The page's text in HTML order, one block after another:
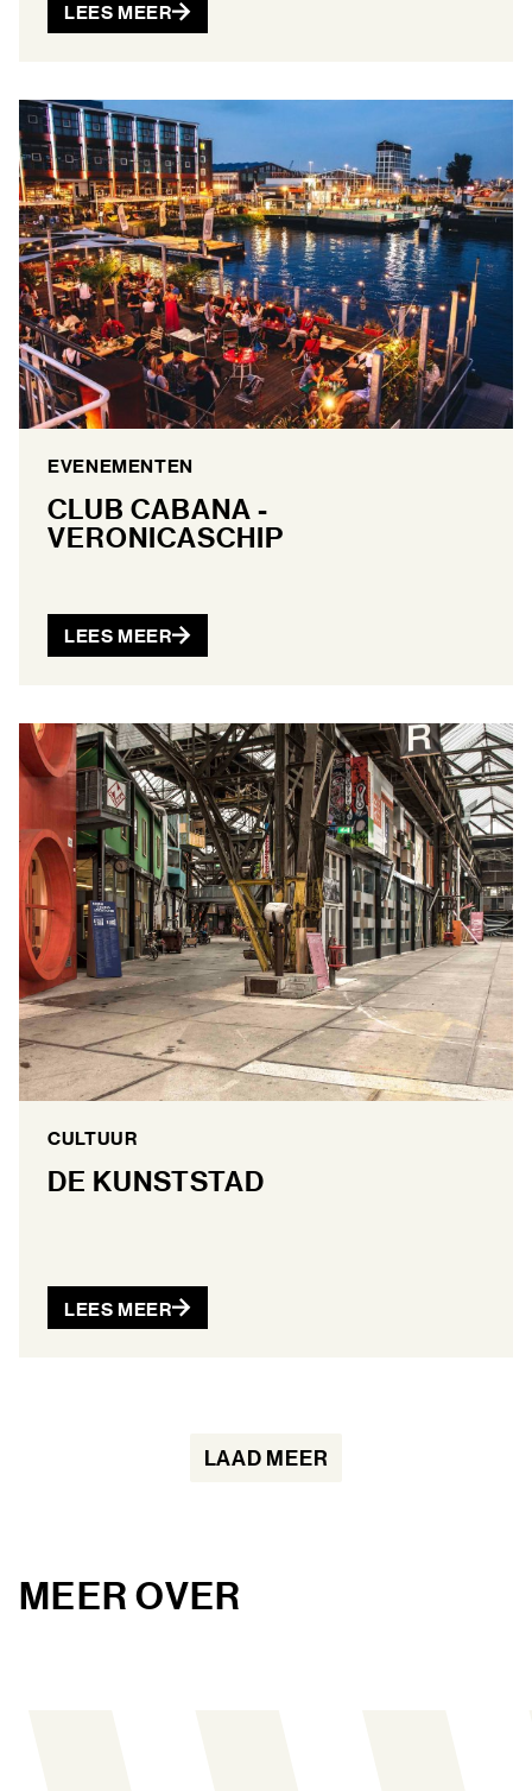
LEES MEER
EVENEMENTEN
CLUB CABANA -
VERONICASCHIP
LEES MEER
CULTUUR
DE KUNSTSTAD
LEES MEER
LAAD MEER
MEER OVER